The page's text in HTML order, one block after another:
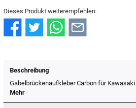
Dieses Produkt weiterempfehlen:
Beschreibung
Gabelbrückenaufkleber Carbon für
Mehr